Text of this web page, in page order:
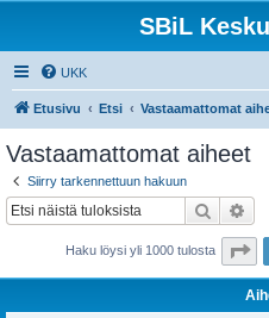
SBiL
UKK
Etusivu Etsi Vastaamattomat
Vastaamattomat aiheet
Siirry tarkennettuun hakuun
Etsi
Haku löysi yli 1000 tulosta